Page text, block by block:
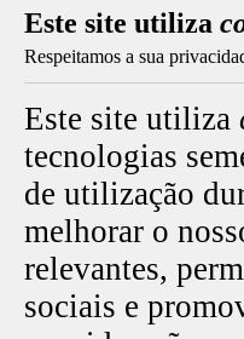
Este site utiliza
Respeitamos a sua
Este site utiliza
tecnologias
de utilização
melhorar o
relevantes,
sociais e